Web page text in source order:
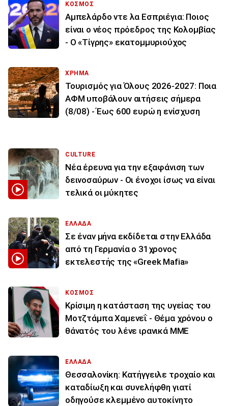
ΚΟΣΜΟΣ
Αμπελάρδο ντε λα Εσπριέγια: Ποιος
είναι ο νέος πρόεδρος της Κολομβίας
- Ο «Τίγρης» εκατομμυριούχος
ΧΡΗΜΑ
Τουρισμός για Όλους 2026-2027: Ποια
ΑΦΜ υποβάλουν αιτήσεις σήμερα
(8/08) - Έως 600 ευρώ η ενίσχυση
CULTURE
Νέα έρευνα για την εξαφάνιση των
δεινοσαύρων - Οι ένοχοι ίσως να είναι
τελικά οι μύκητες
ΕΛΛΑΔΑ
Σε έναν μήνα εκδίδεται στην Ελλάδα
από τη Γερμανία ο 31χρονος
εκτελεστής της «Greek Mafia»
ΚΟΣΜΟΣ
Κρίσιμη η κατάσταση της υγείας του
Μοτζτάμπα Χαμενεΐ - Θέμα χρόνου ο
θάνατός του λένε ιρανικά ΜΜΕ
ΕΛΛΑΔΑ
Θεσσαλονίκη: Κατήγγειλε τροχαίο και
καταδίωξη και συνελήφθη γιατί
οδηγούσε κλεμμένο αυτοκίνητο